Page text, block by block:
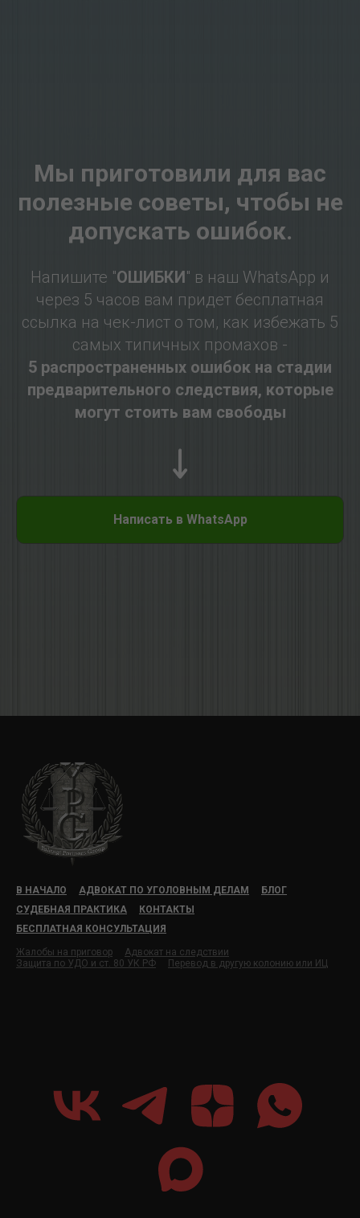
Мы приготовили для вас
полезные советы, чтобы не
допускать ошибок.
Напишите "ОШИБКИ" в наш WhatsApp и
через 5 часов вам придет бесплатная
ссылка на чек-лист о том, как избежать 5
самых типичных промахов -
5 распространенных ошибок на стадии
предварительного следствия, которые
могут стоить вам свободы
Написать в WhatsApp
В НАЧАЛО АДВОКАТ ПО УГОЛОВНЫМ ДЕЛАМ
БЛОГ
СУДЕБНАЯ ПРАКТИКА
КОНТАКТЫ
БЕСПЛАТНАЯ КОНСУЛЬТАЦИЯ
Жалобы на приговор
Адвокат на следствии
Защита по УДО и ст. 80 УК РФ
Перевод в другую колонию или ИЦ